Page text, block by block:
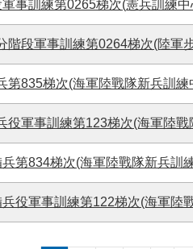
事訓練第0265梯次(憲兵訓練
階段軍事訓練第0264梯次(陸軍
第835梯次(海軍陸戰隊新兵訓
役軍事訓練第123梯次(海軍陸
第834梯次(海軍陸戰隊新兵訓
役軍事訓練第122梯次(海軍陸